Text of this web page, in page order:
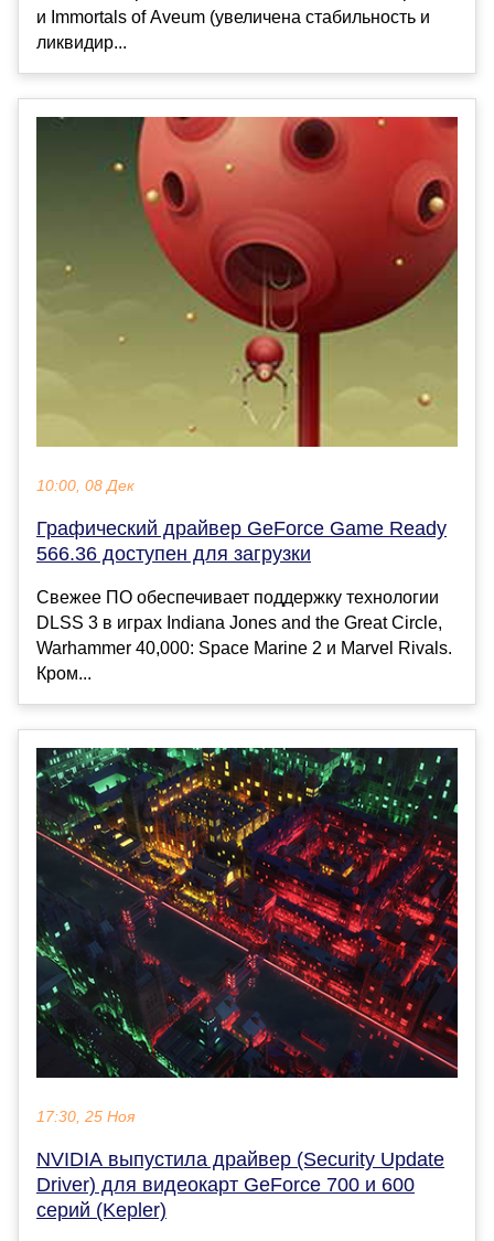
и Immortals of Aveum (увеличена стабильность и
ликвидир...
10:00, 08 Дек
Графический драйвер GeForce Game Ready
566.36 доступен для загрузки
Свежее ПО обеспечивает поддержку технологии
DLSS 3 в играх Indiana Jones and the Great Circle,
Warhammer 40,000: Space Marine 2 и Marvel Rivals.
Кром...
17:30, 25 Ноя
NVIDIA выпустила драйвер (Security Update
Driver) для видеокарт GeForce 700 и 600
серий (Kepler)